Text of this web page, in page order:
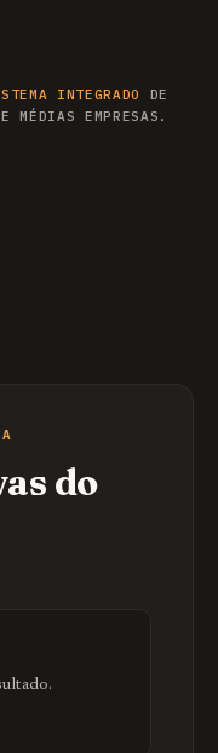
INTEGRADO
DE
MÉDIAS EMPRESAS.
do